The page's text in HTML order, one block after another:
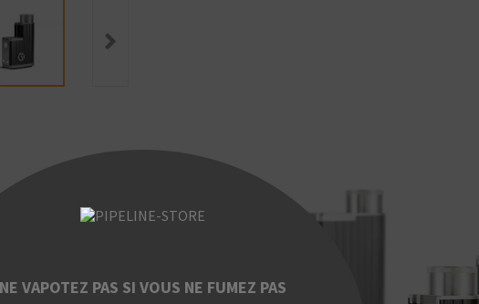
NE VAPOTEZ PAS SI VOUS NE FUMEZ PAS